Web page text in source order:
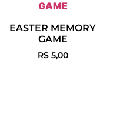
EASTER MEMORY
GAME
R$5,00